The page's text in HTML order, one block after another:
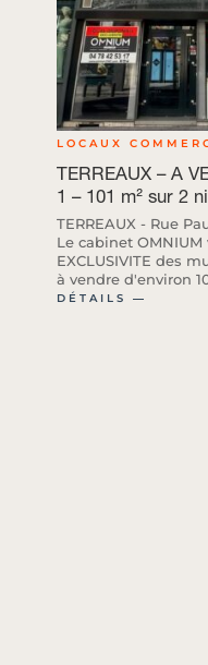
LOCAUX
TERREAUX – A
1 – 101 m² sur 2
TERREAUX - Rue
Le cabinet
EXCLUSIVITE des
à vendre d'environ
DÉTAILS ―